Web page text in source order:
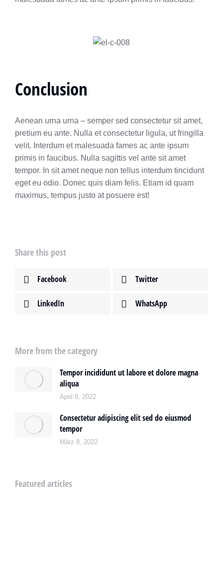
Conclusion
Aenean urna urna – semper sed consectetur sit amet,
pretium eu ante. Nulla et consectetur ligula, ut fringilla
velit. Interdum et malesuada fames ac ante ipsum
primis in faucibus. Nulla sagittis vel ante sit amet
tempor. In sit amet neque non tellus interdum tincidunt
eget eu odio. Donec quis diam felis. Etiam id quam
maximus, tempus justo at posuere est!
Share this post
Facebook Twitter
LinkedIn WhatsApp
More from the category
Tempor incididunt ut labore et dolore magna
aliqua
April 8, 2022
Consectetur adipiscing elit sed do eiusmod
tempor
März 8, 2022
Featured articles